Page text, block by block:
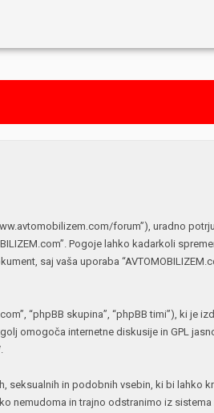
forum”), uradno
Pogoje lahko kadarkoli
saj vaša uporaba
“phpBB skupina”, “phpBB timi”), ki je
omogoča internetne diskusije in GPL
.
seksualnih in podobnih vsebin, ki bi lahko
nemudoma in trajno odstranimo iz